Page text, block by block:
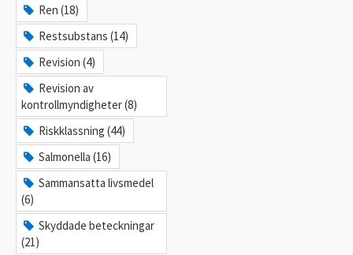
Ren (18)
Restsubstans (14)
Revision (4)
Revision av
kontrollmyndigheter (8)
Riskklassning (44)
Salmonella (16)
Sammansatta livsmedel
(6)
Skyddade beteckningar
(21)